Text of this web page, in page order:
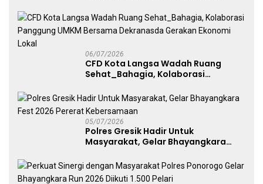
Free Day Makassar
06/07/2026
CFD Kota Langsa Wadah Ruang
Sehat_Bahagia, Kolaborasi
Dekranasda Gerakan Ekonomi Lokal
05/07/2026
Polres Gresik Hadir Untuk
Masyarakat, Gelar Bhayangkara